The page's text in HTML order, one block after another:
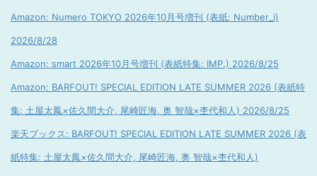
Amazon: Numero TOKYO 2026年10月号増刊 (表紙: Number_i)
2026/8/28
Amazon: smart 2026年10月号増刊 (表紙特集: IMP.) 2026/8/25
Amazon: BARFOUT! SPECIAL EDITION LATE SUMMER 2026 (表紙特
集: 土屋太鳳×佐久間大介, 尾崎匠海, 奥 智哉×杢代和人) 2026/8/25
楽天ブックス: BARFOUT! SPECIAL EDITION LATE SUMMER 2026 (表
紙特集: 土屋太鳳×佐久間大介, 尾崎匠海, 奥 智哉×杢代和人)